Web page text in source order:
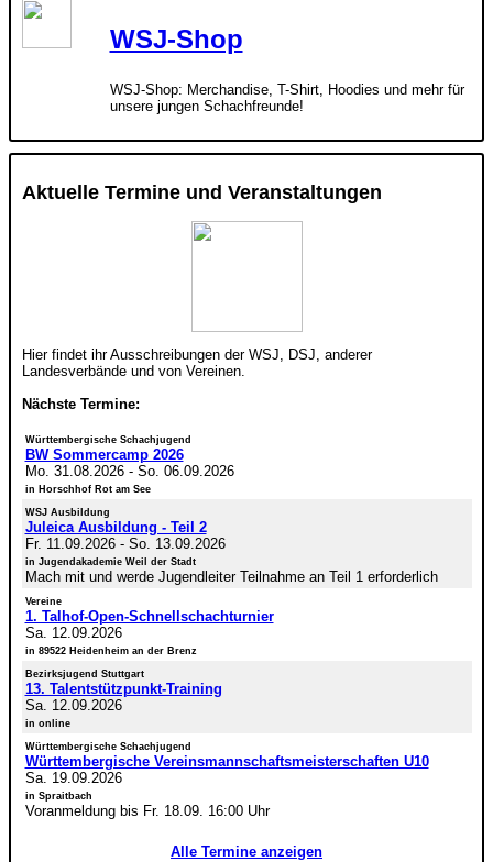
WSJ-Shop
WSJ-Shop: Merchandise, T-Shirt, Hoodies und mehr für
unsere jungen Schachfreunde!
Aktuelle Termine und Veranstaltungen
Hier findet ihr Ausschreibungen der WSJ, DSJ, anderer
Landesverbände und von Vereinen.
Nächste Termine:
Württembergische Schachjugend
BW Sommercamp 2026
Mo. 31.08.2026- So. 06.09.2026
in Horschhof Rot am See
WSJ Ausbildung
Juleica Ausbildung - Teil 2
Fr. 11.09.2026- So. 13.09.2026
in Jugendakademie Weil der Stadt
Mach mit und werde Jugendleiter Teilnahme an Teil 1 erforderlich
Vereine
1. Talhof-Open-Schnellschachturnier
Sa. 12.09.2026
in 89522 Heidenheim an der Brenz
Bezirksjugend Stuttgart
13. Talentstützpunkt-Training
Sa. 12.09.2026
in online
Württembergische Schachjugend
Württembergische Vereinsmannschaftsmeisterschaften U10
Sa. 19.09.2026
in Spraitbach
Voranmeldung bis Fr. 18.09. 16:00 Uhr
Alle Termine anzeigen